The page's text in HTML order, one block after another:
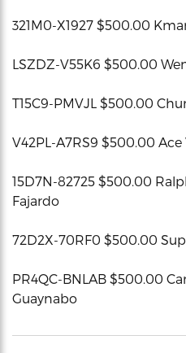
321M0-X1927 $500.00
LSZDZ-V55K6 $500.00
T15C9-PMVJL $500.00
V42PL-A7RS9 $500.00
15D7N-82725 $500.00
Fajardo
72D2X-70RF0 $500.00
PR4QC-BNLAB $500.00
Guaynabo